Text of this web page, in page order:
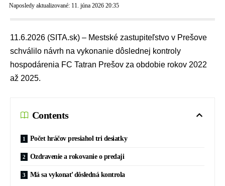
Naposledy aktualizované: 11. júna 2026 20:35
11.6.2026 (SITA.sk) – Mestské zastupiteľstvo v Prešove
schválilo návrh na vykonanie dôslednej kontroly
hospodárenia FC Tatran Prešov za obdobie rokov 2022
až 2025.
Contents
Počet hráčov presiahol tri desiatky
Ozdravenie a rokovanie o predaji
Má sa vykonať dôsledná kontrola